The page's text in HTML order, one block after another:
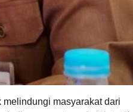
masyarakat dari